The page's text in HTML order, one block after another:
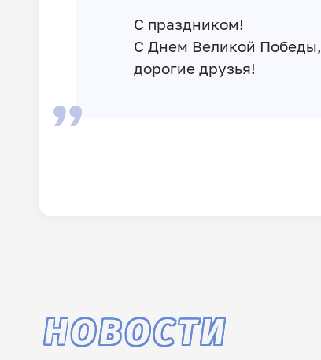
С праздником!
С Днем Великой Победы,
дорогие друзья!
НОВОСТИ